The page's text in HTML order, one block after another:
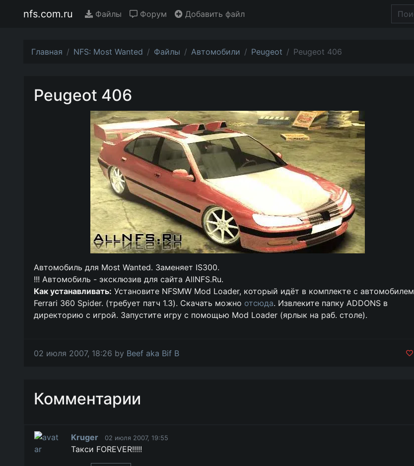
nfs.com.ru Файлы Форум Добавить файл
Главная NFS: Most Wanted Файлы Автомобили Peugeot Peugeot 406
Peugeot 406
Автомобиль для Most Wanted. Заменяет IS300.
!!! Автомобиль - эксклюзив для сайта AllNFS.Ru.
Как устанавливать: Установите NFSMW Mod Loader, который идёт в комплекте с автомобилем
Ferrari 360 Spider. (требует патч 1.3). Скачать можно отсюда. Извлеките папку ADDONS в
директорию с игрой. Запустите игру с помощью Mod Loader (ярлык на раб. столе).
02 июля 2007, 18:26 by Beef aka Bif B
Комментарии
Kruger 02 июля 2007, 19:55
Такси FOREVER!!!!!